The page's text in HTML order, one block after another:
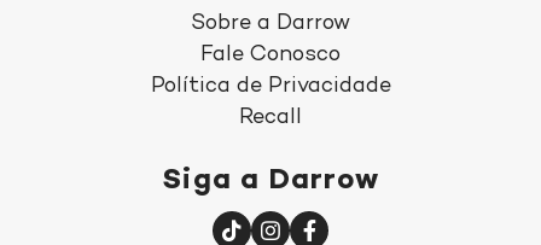
Sobre a Darrow
Fale Conosco
Política de Privacidade
Recall
Siga a Darrow